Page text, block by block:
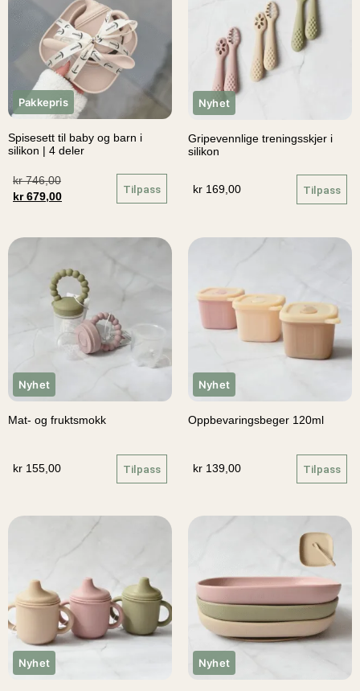
Pakkepris
Spisesett til baby og barn i
silikon | 4 deler
kr746,00
kr679,00
Tilpass
Nyhet
Gripevennlige treningsskjer i
silikon
kr 169,00 Tilpass
Nyhet
Mat- og fruktsmokk
kr 155,00 Tilpass
Nyhet
Oppbevaringsbeger 120ml
kr 139,00 Tilpass
Nyhet Nyhet